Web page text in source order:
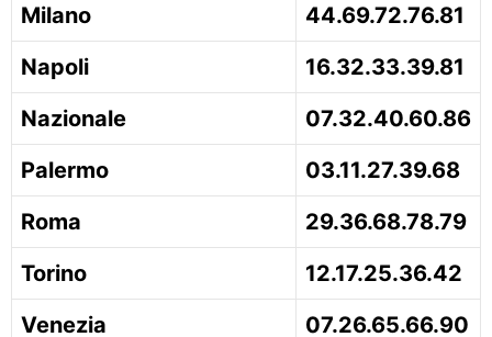
Milano
44.69.72.76.81
Napoli
16.32.33.39.81
Nazionale
07.32.40.60.86
Palermo
03.11.27.39.68
Roma
29.36.68.78.79
Torino
12.17.25.36.42
Venezia
07.26.65.66.90